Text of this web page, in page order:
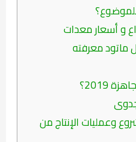
و أسعار معدات
ماتود معرفته
2019؟
وعمليات الإنتاج من